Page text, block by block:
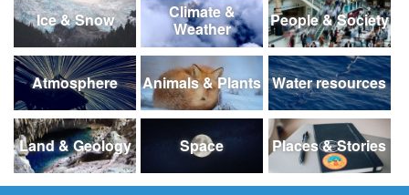
Ice & Snow
Climate &
Weather
People & Society
Atmosphere Animals & Plants Water resources
Land & Geology Space Places & Stories